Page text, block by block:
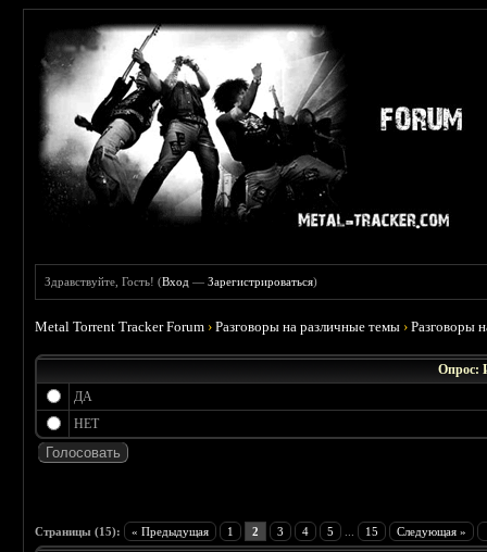
Здравствуйте, Гость! (Вход —Зарегистрироваться)
Metal Torrent Tracker Forum ›Разговоры на различные темы ›Разговоры
Опрос:
ДА
НЕТ
Страницы (15): « Предыдущая 1 2 3 4 5 15 Следующая »